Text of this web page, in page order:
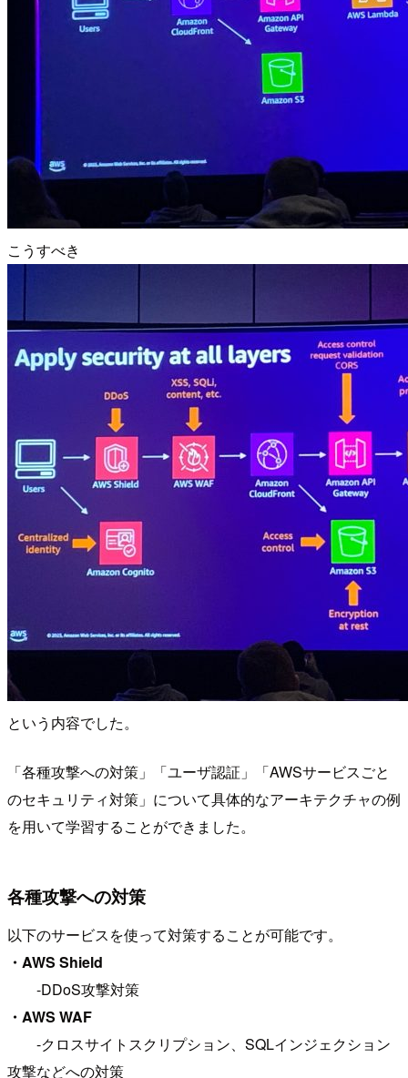
こうすべき
という内容でした。
「各種攻撃への対策」「ユーザ認証」「AWSサービスごと
のセキュリティ対策」について具体的なアーキテクチャの例
を用いて学習することができました。
各種攻撃への対策
以下のサービスを使って対策することが可能です。
・AWS Shield
-DDoS攻撃対策
・AWS WAF
-クロスサイトスクリプション、SQLインジェクション
攻撃などへの対策